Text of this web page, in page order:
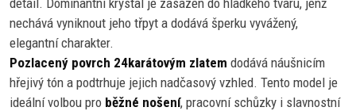
detail. Dominantní krystal je zasazen do hladkého tvaru, jenž
nechává vyniknout jeho třpyt a dodává šperku vyvážený,
elegantní charakter.
Pozlacený povrch 24karátovým zlatem dodává náušnicím
hřejivý tón a podtrhuje jejich nadčasový vzhled. Tento model je
ideální volbou pro běžné nošení, pracovní schůzky i slavnostní